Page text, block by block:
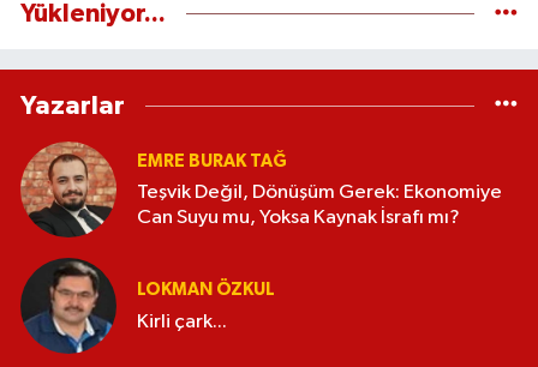
Yükleniyor...
Yazarlar
EMRE BURAK TAĞ
Teşvik Değil, Dönüşüm Gerek: Ekonomiye
Can Suyu mu, Yoksa Kaynak İsrafı mı?
LOKMAN ÖZKUL
Kirli çark...